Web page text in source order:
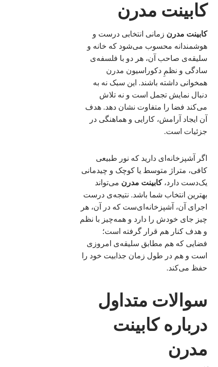
کابینت مدرن
کابینت مدرن زمانی انتخابی درست و
هوشمندانه محسوب می‌شود که خانه و
سلیقه‌ی صاحب آن، هر دو با فلسفه‌ی
سادگی و نظمِ دکوراسیون مدرن
همخوانی داشته باشند. این سبک نه به
دنبال نمایش تجمل است و نه تلاش
می‌کند فضا را متفاوت نشان دهد. هدف
آن ایجاد آرامش، کارایی و هماهنگی در
جزئیات است.
اگر آشپزخانه‌ای دارید که نور طبیعی
کافی، متراژ متوسط یا کوچک و چیدمانی
یک‌دست دارد،کابینت مدرن می‌تواند
بهترین انتخاب شما باشد. نتیجه‌ی درست
اجرای آن، آشپزخانه‌ای‌ست که در آن، هر
چیز جای خودش را دارد و همه‌چیز با نظم
و هدف کنار هم قرار گرفته است؛
فضایی که هم مطابق سلیقه‌ی امروزی
است و هم در طول زمان جذابیت خود را
حفظ می‌کند.
سوالات متداول
درباره کابینت
مدرن